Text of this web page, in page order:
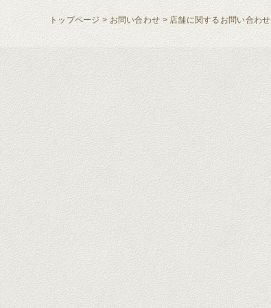
トップページ > お問い合わせ > 店舗に関するお問い合わせ